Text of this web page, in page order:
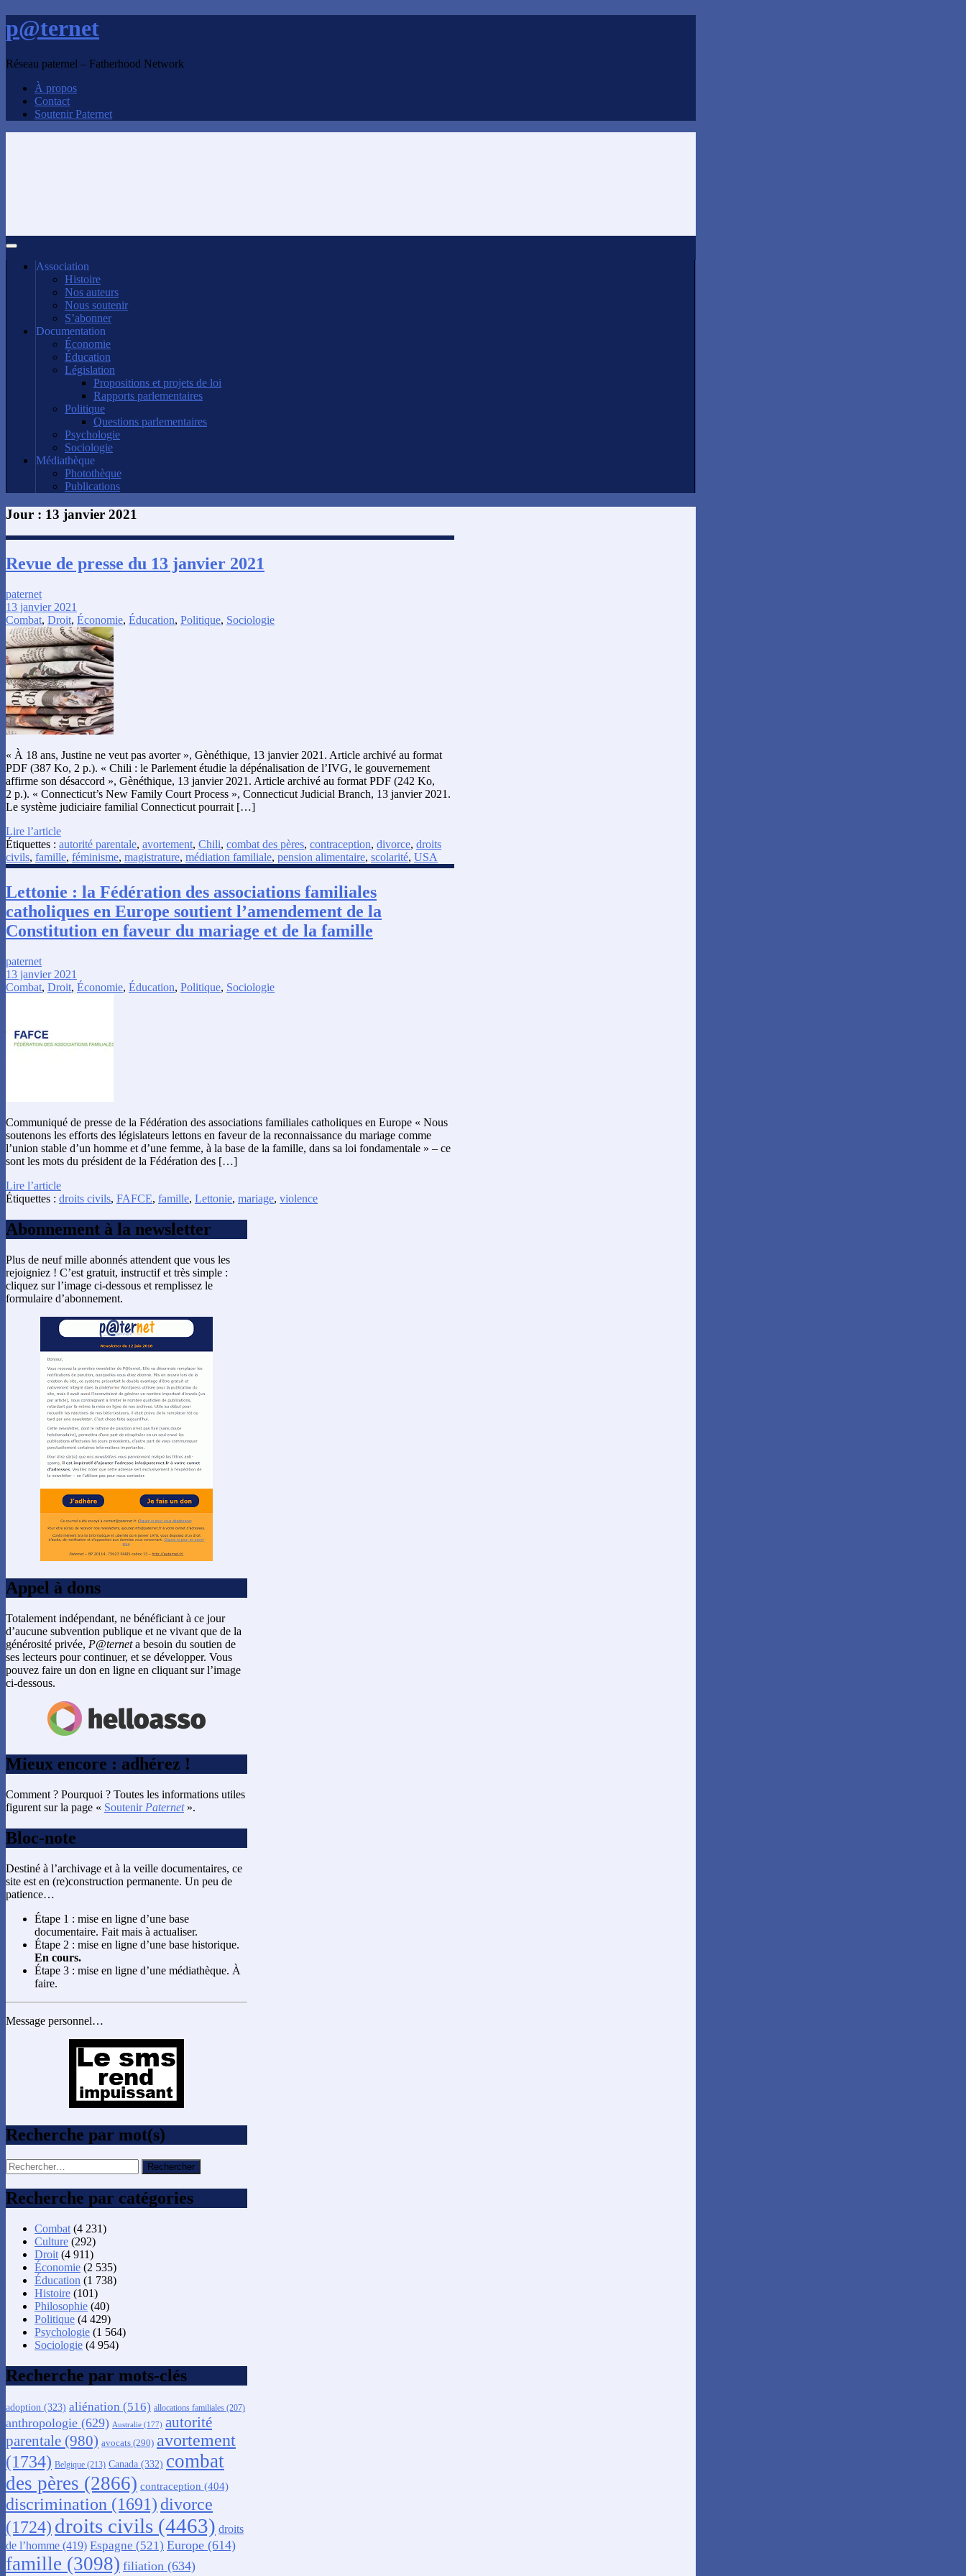
p@ternet
Réseau paternel – Fatherhood Network
À propos
Contact
Soutenir Paternet
Association
Histoire
Nos auteurs
Nous soutenir
S’abonner
Documentation
Économie
Éducation
Législation
Propositions et projets de loi
Rapports parlementaires
Politique
Questions parlementaires
Psychologie
Sociologie
Médiathèque
Photothèque
Publications
Jour : 13 janvier 2021
Revue de presse du 13 janvier 2021
paternet
13 janvier 2021
Combat, Droit, Économie, Éducation, Politique, Sociologie
« À 18 ans, Justine ne veut pas avorter », Gènéthique, 13 janvier 2021. Article archivé au format
PDF (387 Ko, 2 p.). « Chili : le Parlement étudie la dépénalisation de l’IVG, le gouvernement
affirme son désaccord », Gènéthique, 13 janvier 2021. Article archivé au format PDF (242 Ko,
2 p.). « Connecticut’s New Family Court Process », Connecticut Judicial Branch, 13 janvier 2021.
Le système judiciaire familial Connecticut pourrait […]
Lire l’article
Étiquettes : autorité parentale, avortement, Chili, combat des pères, contraception, divorce, droits
civils, famille, féminisme, magistrature, médiation familiale, pension alimentaire, scolarité, USA
Lettonie : la Fédération des associations familiales
catholiques en Europe soutient l’amendement de la
Constitution en faveur du mariage et de la famille
paternet
13 janvier 2021
Combat, Droit, Économie, Éducation, Politique, Sociologie
Communiqué de presse de la Fédération des associations familiales catholiques en Europe « Nous
soutenons les efforts des législateurs lettons en faveur de la reconnaissance du mariage comme
l’union stable d’un homme et d’une femme, à la base de la famille, dans sa loi fondamentale » – ce
sont les mots du président de la Fédération des […]
Lire l’article
Étiquettes : droits civils, FAFCE, famille, Lettonie, mariage, violence
Abonnement à la newsletter
Plus de neuf mille abonnés attendent que vous les
rejoigniez ! C’est gratuit, instructif et très simple :
cliquez sur l’image ci-dessous et remplissez le
formulaire d’abonnement.
Appel à dons
Totalement indépendant, ne bénéficiant à ce jour
d’aucune subvention publique et ne vivant que de la
générosité privée, P@terneta besoin du soutien de
ses lecteurs pour continuer, et se développer. Vous
pouvez faire un don en ligne en cliquant sur l’image
ci-dessous.
Mieux encore : adhérez !
Comment ? Pourquoi ? Toutes les informations utiles
figurent sur la page « Soutenir Paternet».
Bloc-note
Destiné à l’archivage et à la veille documentaires, ce
site est en (re)construction permanente. Un peu de
patience…
Étape 1 : mise en ligne d’une base
documentaire. Fait mais à actualiser.
Étape 2 : mise en ligne d’une base historique.
En cours.
Étape 3 : mise en ligne d’une médiathèque. À
faire.
Message personnel…
Recherche par mot(s)
Rechercher :
Recherche par catégories
Combat (4 231)
Culture (292)
Droit (4 911)
Économie (2 535)
Éducation (1 738)
Histoire (101)
Philosophie (40)
Politique (4 429)
Psychologie (1 564)
Sociologie (4 954)
Recherche par mots-clés
adoption (323) aliénation (516) allocations familiales (207)
anthropologie (629) Australie (177) autorité
parentale (980) avocats (290) avortement
(1734) Belgique (213) Canada (332) combat
des pères (2866) contraception (404)
discrimination (1691) divorce
(1724) droits civils (4463) droits
de l’homme (419) Espagne (521) Europe (614)
famille (3098) filiation (634)